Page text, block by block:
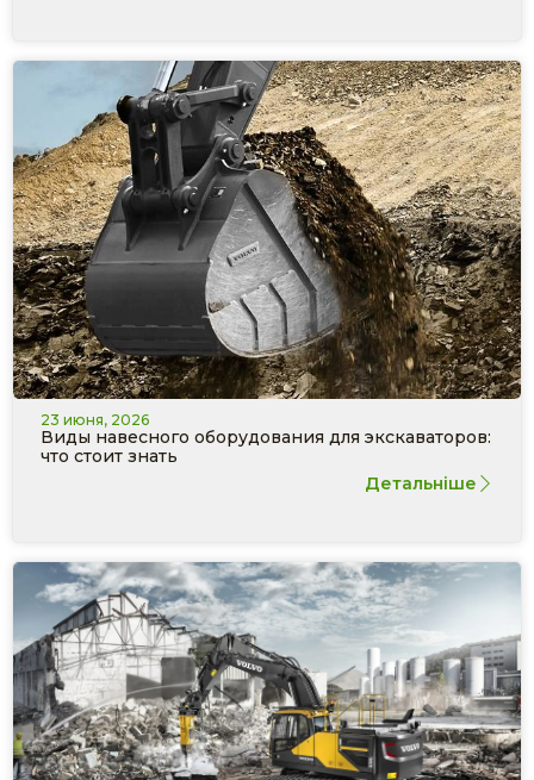
23 июня, 2026
Виды навесного оборудования для экскаваторов:
что стоит знать
Детальніше